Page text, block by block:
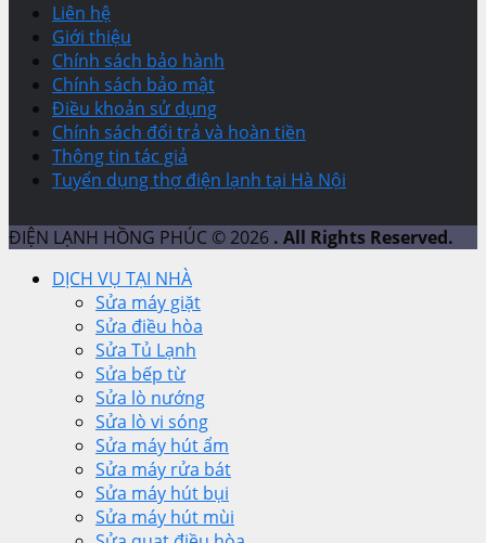
Liên hệ
Giới thiệu
Chính sách bảo hành
Chính sách bảo mật
Điều khoản sử dụng
Chính sách đổi trả và hoàn tiền
Thông tin tác giả
Tuyển dụng thợ điện lạnh tại Hà Nội
ĐIỆN LẠNH HỒNG PHÚC © 2026 . All Rights Reserved.
DỊCH VỤ TẠI NHÀ
Sửa máy giặt
Sửa điều hòa
Sửa Tủ Lạnh
Sửa bếp từ
Sửa lò nướng
Sửa lò vi sóng
Sửa máy hút ẩm
Sửa máy rửa bát
Sửa máy hút bụi
Sửa máy hút mùi